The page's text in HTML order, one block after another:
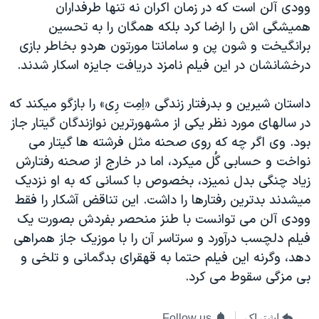
فرهنگ و زندگی
حقوق شهروندی
اقتصادی
اسرائیل در جنگ
گالری عکس
آرشیو پخش زنده
مستندها
انتخابات ریاست جمهوری آمریکا ۲۰۲۴
حمله جمهوری اسلامی به اسرائیل
ورزش زنان در ایران
اعتراضات زن، زندگی، آزادی
مجموعه مستندهای دادخواهی
تریبونال مردمی آبان ۹۸
دادگاه حمید نوری
چهل سال گروگان‌گیری
قانون شفافیت دارائی کادر رهبری ایران
دنبال کنید
زبانهای مختلف
وودی آلن است که در زمان اکران نه تنها طرفداران
هميشگی اش را ارضا کرد بلکه همگان را به تحسين
برانگيخت و شون پن و سامانتا مورتون هردو بخاطر بازی
درخشانشان در اين فيلم نامزد دريافت جايزه اسکار شدند.
داستان شيرين و بدرفتار زندگی «اِمِت رِی» را بازگو ميکند که
در سالهای مورد نظر يکی از مشهورترين نوازندگان گيتار جاز
بود. وی اگر چه که روی صحنه مثل فرشته ها گيتار می
نواخت و حسابی گُل ميکرد، اما در خارج از صحنه رفتارش
زياد چنگی بدل نميزد، بخصوص با کسانی که به او نزديک
ميشدند بدترين رفتارها را داشت. اين تناقض آشکار را فقط
وودی آلن می توانست با طنز منحصر بفردش بصورت يک
فيلم دلچسب درآورد و سرتاسر آن را با موزيک جاز همراهی
دهد، وگرنه اين فيلم حتما به قهقرای بدگمانی و تلخی و
بی مزگی سقوط می کرد.